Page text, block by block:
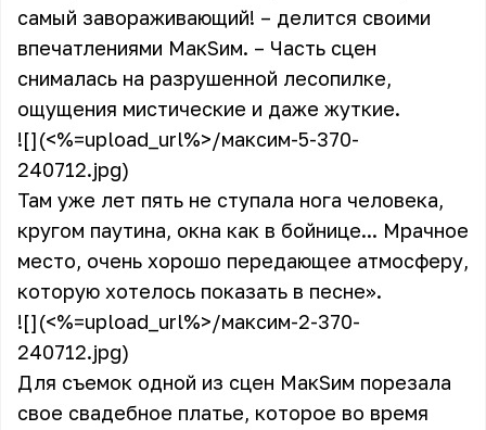
самый завораживающий! – делится своими
впечатлениями МакSим. – Часть сцен
снималась на разрушенной лесопилке,
ощущения мистические и даже жуткие.
![](<%=upload_url%>/максим-5-370-
240712.jpg)
Там уже лет пять не ступала нога человека,
кругом паутина, окна как в бойнице... Мрачное
место, очень хорошо передающее атмосферу,
которую хотелось показать в песне».
![](<%=upload_url%>/максим-2-370-
240712.jpg)
Для съемок одной из сцен МакSим порезала
свое свадебное платье, которое во время